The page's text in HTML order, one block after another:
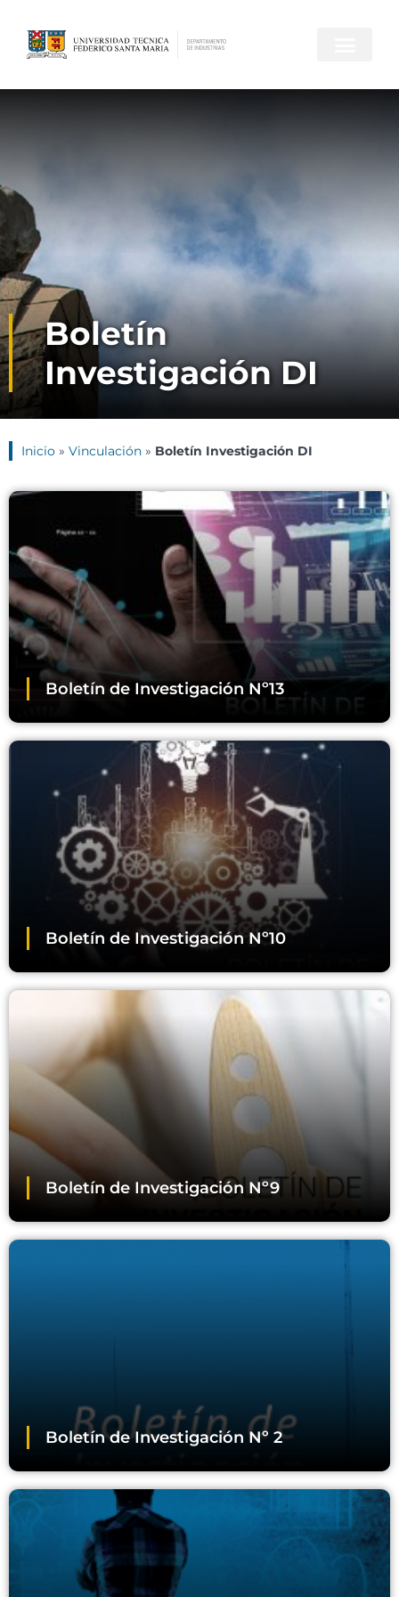
Boletín
Investigación DI
Inicio » Vinculación » Boletín Investigación DI
Boletín de Investigación Nº13
Boletín de Investigación Nº10
Boletín de Investigación Nº9
Boletín de Investigación Nº 2